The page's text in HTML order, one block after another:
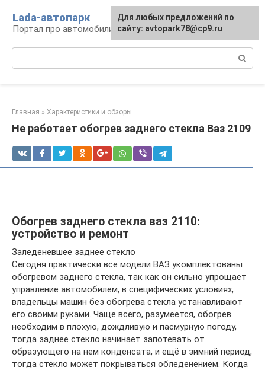
контенту
Lada-автопарк
Портал про автомобили Lada
Главная » Характеристики и обзоры
Не работает обогрев заднего стекла Ваз 2109
Обогрев заднего стекла ваз 2110:
устройство и ремонт
Заледеневшее заднее стекло
Сегодня практически все модели ВАЗ укомплектованы
обогревом заднего стекла, так как он сильно упрощает
управление автомобилем, в специфических условиях,
владельцы машин без обогрева стекла устанавливают
его своими руками. Чаще всего, разумеется, обогрев
необходим в плохую, дождливую и пасмурную погоду,
тогда заднее стекло начинает запотевать от
образующего на нем конденсата, и ещё в зимний период,
тогда стекло может покрываться обледенением. Когда
Для любых предложений по
сайту: avtopark78@cp9.ru